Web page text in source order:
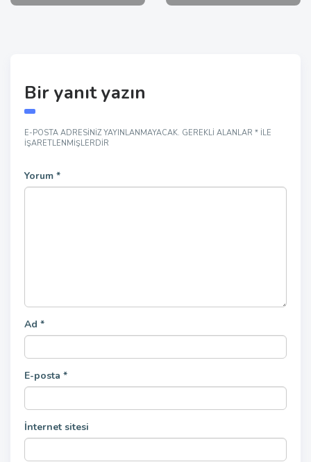
Bir yanıt yazın
E-POSTA ADRESINIZ YAYINLANMAYACAK. GEREKLI ALANLAR * ILE
IŞARETLENMIŞLERDIR
Yorum *
Ad *
E-posta *
İnternet sitesi